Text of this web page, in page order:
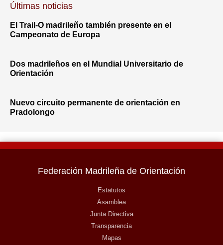
Últimas noticias
El Trail-O madrileño también presente en el
Campeonato de Europa
Dos madrileños en el Mundial Universitario de
Orientación
Nuevo circuito permanente de orientación en
Pradolongo
Federación Madrileña de Orientación
Estatutos
Asamblea
Junta Directiva
Transparencia
Mapas